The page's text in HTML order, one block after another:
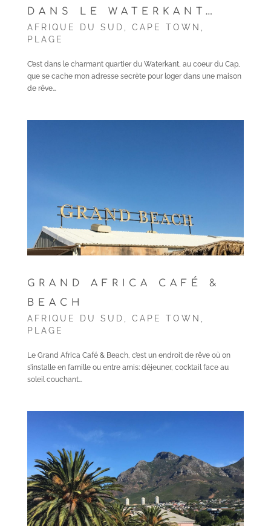
DANS LE WATERKANT…
AFRIQUE DU SUD CAPE TOWN
PLAGE
C’est dans le charmant quartier du Waterkant, au coeur du Cap,
que se cache mon adresse secrète pour loger dans une maison
de rêve…
GRAND AFRICA CAFÉ &
BEACH
AFRIQUE DU SUD CAPE TOWN
PLAGE
Le Grand Africa Café & Beach, c’est un endroit de rêve où on
s’installe en famille ou entre amis: déjeuner, cocktail face au
soleil couchant…